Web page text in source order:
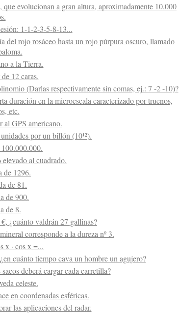
evolucionan a gran altura, aproximadamente 10.000
1-1-2-3-5-8-13...
del rojo rosáceo hasta un rojo púrpura oscuro, llamado
a la Tierra.
12 caras.
(Darlas respectivamente sin comas, ej.: 7 -2 -10)?
duración en la microescala caracterizado por truenos,
etc.
al GPS americano.
por un billón (10¹²).
al cuadrado.
de 1296.
de 81.
de 900.
de 8.
¿cuánto valdrán 27 gallinas?
corresponde a la dureza nº 3.
x · cos x =...
cuánto tiempo cava un hombre un agujero?
deberá cargar cada carretilla?
celeste.
en coordenadas esféricas.
las aplicaciones del radar.